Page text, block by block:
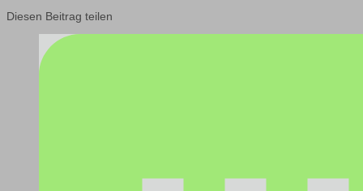
Diesen Beitrag teilen